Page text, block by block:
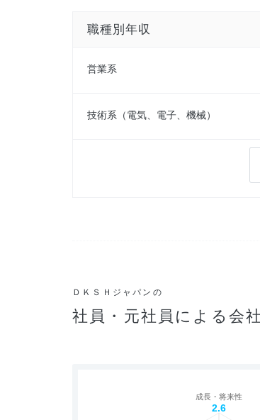
職種別年収
営業系
技術系（電気、電子、機械）
ＤＫＳＨジャパンの
社員・元社員による会
成長・将来性
2.6